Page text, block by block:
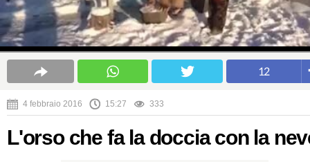
12
4 febbraio 2016 15:27 333
L'orso che fa la doccia con la